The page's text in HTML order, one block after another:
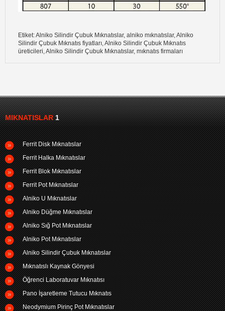
Etiket: Alniko Silindir Çubuk Mıknatıslar, alniko mıknatıslar, Alniko
Silindir Çubuk Mıknatıs fiyatları, Alniko Silindir Çubuk Mıknatıs
üreticileri, Alniko Silindir Çubuk Mıknatıslar, mıknatıs firmaları
MIKNATISLAR1
Ferrit Disk Mıknatıslar
Ferrit Halka Mıknatıslar
Ferrit Blok Mıknatıslar
Ferrit Pot Mıknatıslar
Alniko U Mıknatıslar
Alniko Düğme Mıknatıslar
Alniko Sığ Pot Mıknatıslar
Alniko Pot Mıknatıslar
Alniko Silindir Çubuk Mıknatıslar
Mıknatıslı Kaynak Gönyesi
Öğrenci Laboratuvar Mıknatısı
Pano İşaretleme Tutucu Mıknatıs
Neodymium Pirinç Pot Mıknatıslar